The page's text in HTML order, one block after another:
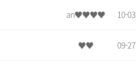
an♥♥♥♥ 10-03
♥♥ 09-27